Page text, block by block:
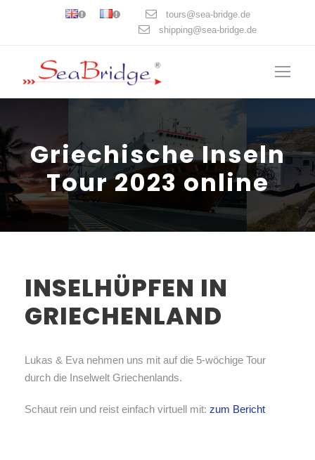
tours@sea-bridge.de
shipping@sea-bridge.de
Griechische Inseln
Tour 2023 online
INSELHÜPFEN IN
GRIECHENLAND
Lukas & Eva nehmen uns mit auf die 5-wöchige Tour
durch die Inselwelt Griechenlands.
Schaut rein und reist einfach virtuell mit: zum Bericht